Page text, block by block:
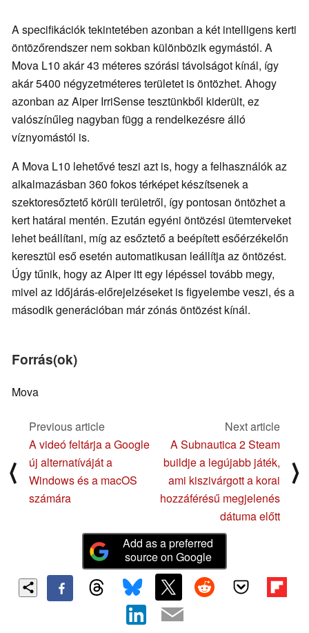
A specifikációk tekintetében azonban a két intelligens kerti
öntözőrendszer nem sokban különbözik egymástól. A
Mova L10 akár 43 méteres szórási távolságot kínál, így
akár 5400 négyzetméteres területet is öntözhet. Ahogy
azonban az Aiper IrriSense tesztünkből kiderült, ez
valószínűleg nagyban függ a rendelkezésre álló
víznyomástól is.
A Mova L10 lehetővé teszi azt is, hogy a felhasználók az
alkalmazásban 360 fokos térképet készítsenek a
szektoresőztető körüli területről, így pontosan öntözhet a
kert határai mentén. Ezután egyéni öntözési ütemterveket
lehet beállítani, míg az esőztető a beépített esőérzékelőn
keresztül eső esetén automatikusan leállítja az öntözést.
Úgy tűnik, hogy az Aiper itt egy lépéssel tovább megy,
mivel az időjárás-előrejelzéseket is figyelembe veszi, és a
második generációban már zónás öntözést kínál.
Forrás(ok)
Mova
⟨
Previous article
A videó feltárja a Google
új alternatíváját a
Windows és a macOS
számára
Next article
A Subnautica 2 Steam
buildje a legújabb játék,
ami kiszivárgott a korai
hozzáférésű megjelenés
dátuma előtt
⟩
Add as a preferred
source on Google